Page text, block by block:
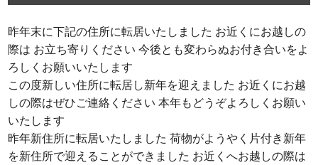
昨年末に下記の住所に転居いたしました お近くにお越しの
際は お立ち寄りください 今後とも変わらぬお付き合いをよ
ろしくお願いいたします
この度新しい住所に転居し新年を迎えました お近くにお越
しの際はぜひご連絡ください 本年もどうぞよろしくお願い
いたします
昨年新住所に転居いたしました 荷物がようやく片付き新年
を新住所で迎えることができました お近くへお越しの際は